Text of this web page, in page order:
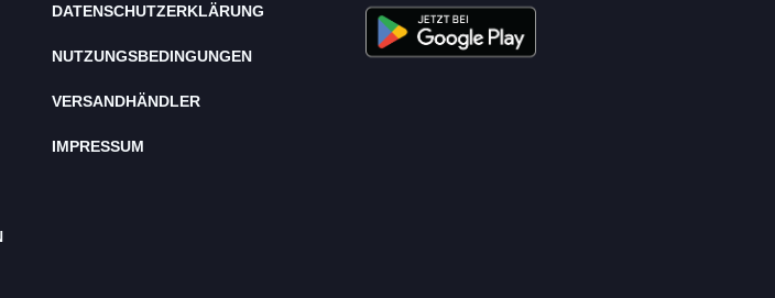
DATENSCHUTZERKLÄRUNG
NUTZUNGSBEDINGUNGEN
VERSANDHÄNDLER
IMPRESSUM